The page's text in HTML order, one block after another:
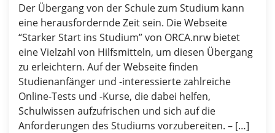
Der Übergang von der Schule zum Studium kann
eine herausfordernde Zeit sein. Die Webseite
“Starker Start ins Studium” von ORCA.nrw bietet
eine Vielzahl von Hilfsmitteln, um diesen Übergang
zu erleichtern. Auf der Webseite finden
Studienanfänger und -interessierte zahlreiche
Online-Tests und -Kurse, die dabei helfen,
Schulwissen aufzufrischen und sich auf die
Anforderungen des Studiums vorzubereiten. – […]